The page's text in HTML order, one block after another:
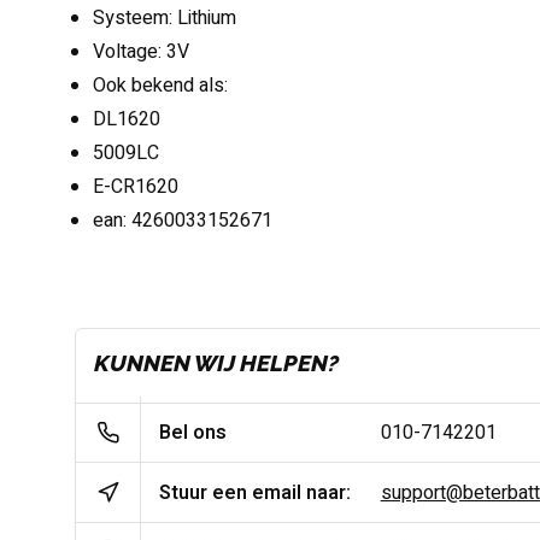
Systeem: Lithium
Voltage: 3V
Ook bekend als:
DL1620
5009LC
E-CR1620
ean: 4260033152671
KUNNEN WIJ HELPEN?
Bel ons 010-7142201
Stuur een email naar: